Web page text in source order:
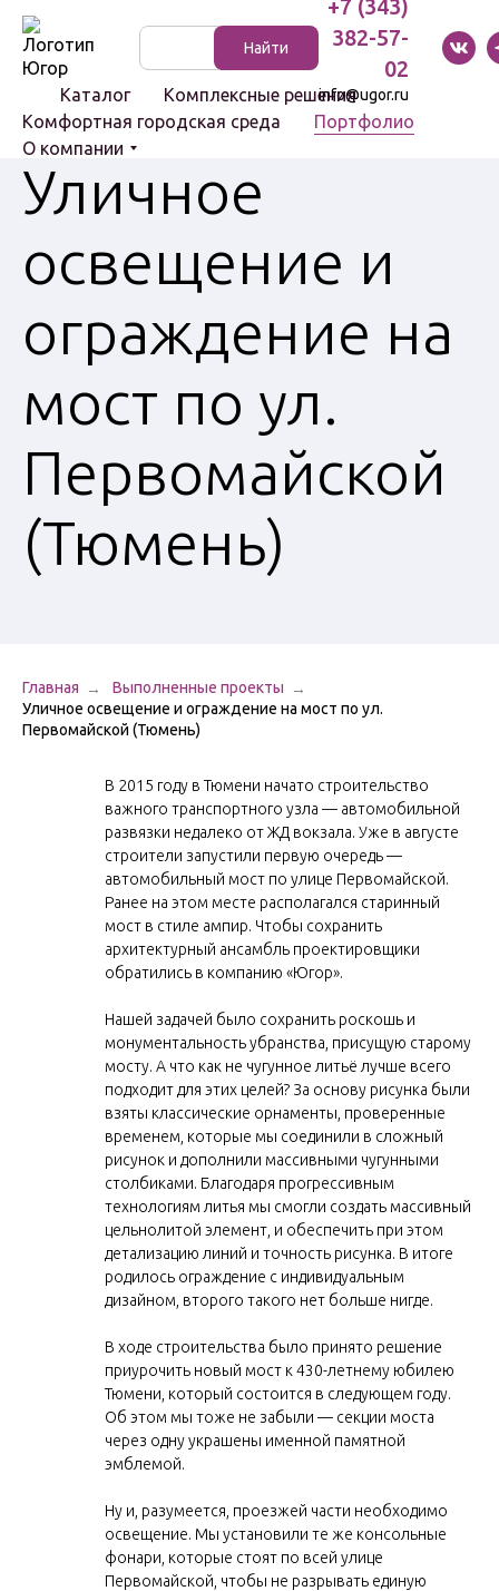
Найти
+7 (343)
382-57-
02
info@ugor.ru
Каталог
комплексы
Болларды
Скамейки
Вазоны
Урны для мусора
навесы
Чугунные люки
Указатели и
Комплексные решения
Комфортная городская среда
Портфолио
О компании
Указатели
и стенды
Уличное
освещение и
ограждение на
мост по ул.
Первомайской
(Тюмень)
Главная
Выполненные проекты
Уличное освещение и ограждение на мост по ул.
Первомайской (Тюмень)
В 2015 году в Тюмени начато строительство
важного транспортного узла — автомобильной
развязки недалеко от ЖД вокзала. Уже в августе
строители запустили первую очередь —
автомобильный мост по улице Первомайской.
Ранее на этом месте располагался старинный
мост в стиле ампир. Чтобы сохранить
архитектурный ансамбль проектировщики
обратились в компанию «Югор».
Нашей задачей было сохранить роскошь и
монументальность убранства, присущую старому
мосту. А что как не чугунное литьё лучше всего
подходит для этих целей? За основу рисунка были
взяты классические орнаменты, проверенные
временем, которые мы соединили в сложный
рисунок и дополнили массивными чугунными
столбиками. Благодаря прогрессивным
технологиям литья мы смогли создать массивный
цельнолитой элемент, и обеспечить при этом
детализацию линий и точность рисунка. В итоге
родилось ограждение с индивидуальным
дизайном, второго такого нет больше нигде.
В ходе строительства было принято решение
приурочить новый мост к 430-летнему юбилею
Тюмени, который состоится в следующем году.
Об этом мы тоже не забыли — секции моста
через одну украшены именной памятной
эмблемой.
Ну и, разумеется, проезжей части необходимо
освещение. Мы установили те же консольные
фонари, которые стоят по всей улице
Первомайской, чтобы не разрывать единую